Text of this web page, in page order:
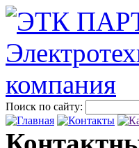
Поиск по сайту: